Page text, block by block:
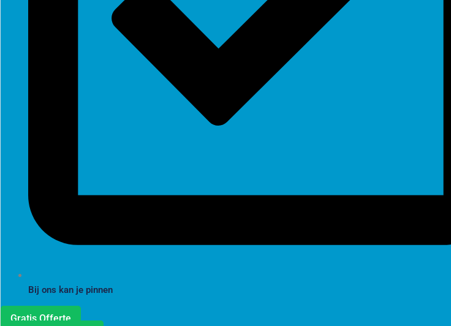
Bij ons kan je pinnen
Gratis Offerte